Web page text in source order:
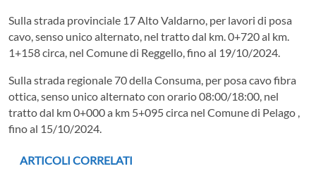
Sulla strada provinciale 17 Alto Valdarno, per lavori di posa
cavo, senso unico alternato, nel tratto dal km. 0+720 al km.
1+158 circa, nel Comune di Reggello, fino al 19/10/2024.
Sulla strada regionale 70 della Consuma, per posa cavo fibra
ottica, senso unico alternato con orario 08:00/18:00, nel
tratto dal km 0+000 a km 5+095 circa nel Comune di Pelago ,
fino al 15/10/2024.
ARTICOLI CORRELATI